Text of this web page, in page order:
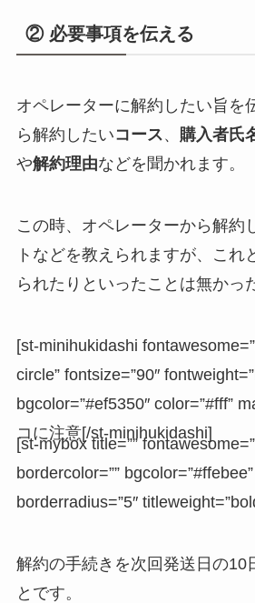
② 必要事項を伝える
オペレーターに解約したい旨を
ら解約したいコース、 購入者氏
や解約理由などを聞かれます。
この時、オペレーターから解約
トなどを教えられますが、これ
られたりといったことは無かっ
[st-minihukidashi
circle” fontsize=”90″
bgcolor=”#ef5350″ color=”#fff”
コに注意[/st-minihukidashi]
[st-mybox title=””
bordercolor=””
borderradius=”5″
解約の手続きを次回発送日の10
とです。